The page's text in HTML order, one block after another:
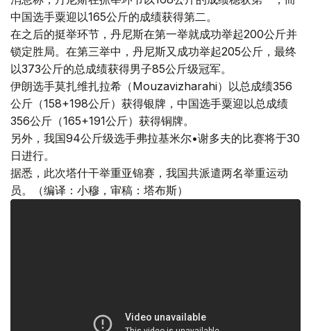
中国选手粟迎以165公斤的成绩获得第二。
在之后的挺举环节，丹尼斯在第一举就成功举起200公斤并
锁定胜局。在第三举中，丹尼斯又成功举起205公斤，最终
以373公斤的总成绩获得男子85公斤级冠军。
伊朗选手莫扎维扎拉希（Mouzavizharahi）以总成绩356
公斤（158+198公斤）获得银牌，中国选手粟迎以总成绩
356公斤（165+191公斤）获得铜牌。
另外，我国94公斤级选手弗拉基米尔•谢多夫的比赛将于30
日进行。
据悉，此次塔什干举重亚锦赛，我国共派遣两名举重运动
员。（编译：小穆，审稿：塔布斯）